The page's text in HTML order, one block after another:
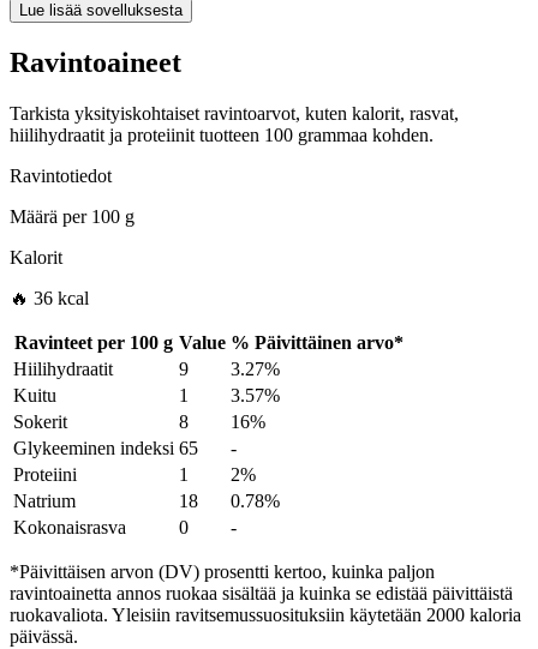
Lue lisää sovelluksesta
Ravintoaineet
Tarkista yksityiskohtaiset ravintoarvot, kuten kalorit, rasvat,
hiilihydraatit ja proteiinit tuotteen 100 grammaa kohden.
Ravintotiedot
Määrä per100 g
Kalorit
🔥 36 kcal
Ravinteet per 100 g Value % Päivittäinen arvo*
Hiilihydraatit
9
3.27%
Kuitu
1
3.57%
Sokerit
8
16%
Glykeeminen indeksi 65
-
Proteiini
1
2%
Natrium
18
0.78%
Kokonaisrasva
0 -
*Päivittäisen arvon (DV) prosentti kertoo, kuinka paljon
ravintoainetta annos ruokaa sisältää ja kuinka se edistää päivittäistä
ruokavaliota. Yleisiin ravitsemussuosituksiin käytetään 2000 kaloria
päivässä.